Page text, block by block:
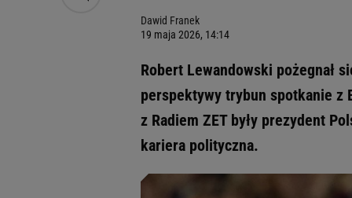
Dawid Franek
19 maja 2026, 14:14
Robert Lewandowski pożegnał
perspektywy trybun spotkanie z
z Radiem ZET były prezydent
kariera polityczna.